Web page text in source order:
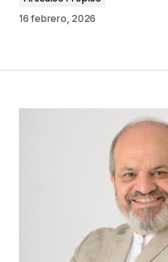
Comentario
Your Name*
Guarda mi nombre,
este navegador
comente.
16 febrero, 2026